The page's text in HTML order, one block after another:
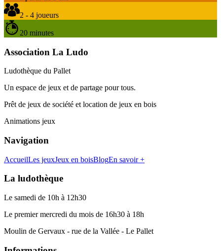
2 - 4 joueurs
20 minutes
Association La Ludo
Ludothèque du Pallet
Un espace de jeux et de partage pour tous.
Prêt de jeux de société et location de jeux en bois
Animations jeux
Navigation
AccueilLes jeuxJeux en boisBlogEn savoir +
La ludothèque
Le samedi de 10h à 12h30
Le premier mercredi du mois de 16h30 à 18h
Moulin de Gervaux - rue de la Vallée - Le Pallet